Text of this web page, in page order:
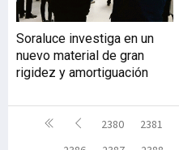
Soraluce investiga en un
nuevo material de gran
rigidez y amortiguación
2380 2381